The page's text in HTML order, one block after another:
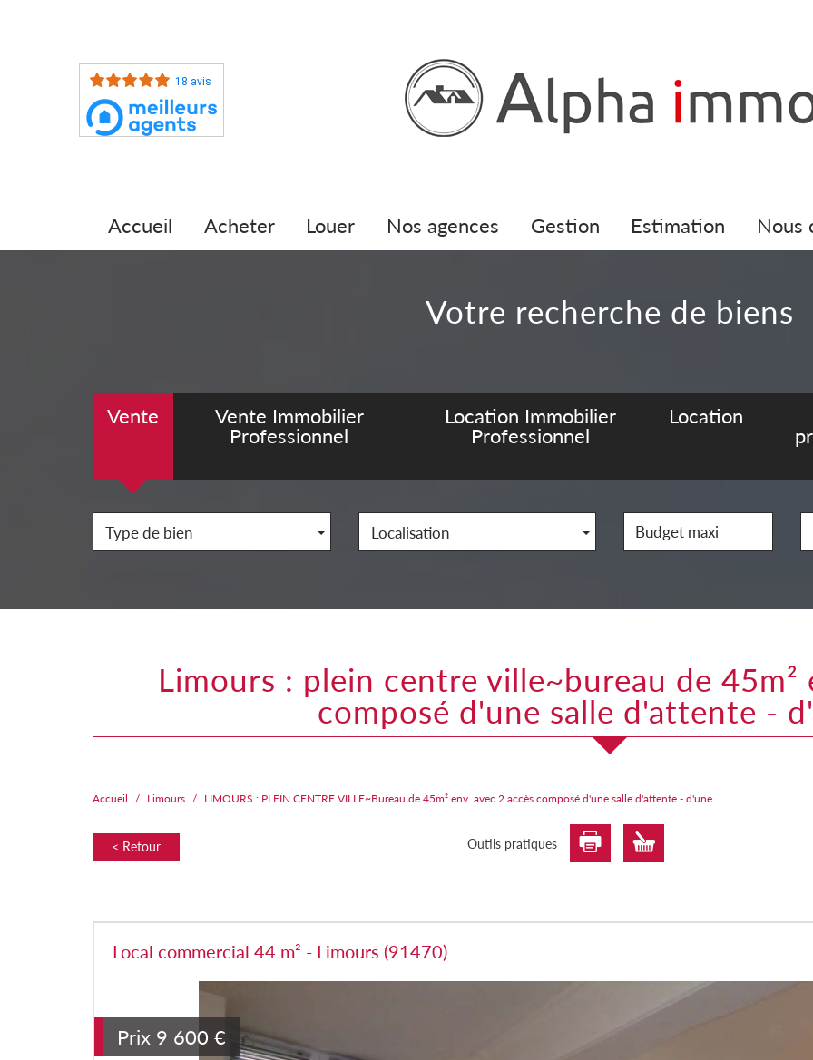
18 avis
accueil acheter louer nos agences gestion estimation
votre recherche de biens
Vente
Vente Immobilier
Professionnel
Location Immobilier
Professionnel
Location
Type de bien Localisation
limours : plein centre ville~bureau de 45m² env. avec 2 accès
composé d'une salle d'attente -
Accueil Limours LIMOURS : PLEIN CENTRE VILLE~Bureau de 45m² env. avec 2 accès composé d'une salle d'attente - d'une ...
< Retour Outils pratiques
Local commercial 44 m² - Limours (91470)
Prix 9 600 €